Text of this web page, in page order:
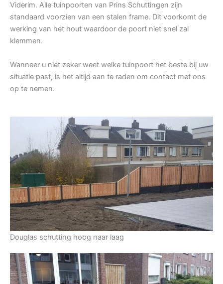
Viderim. Alle tuinpoorten van Prins Schuttingen zijn
standaard voorzien van een stalen frame. Dit voorkomt de
werking van het hout waardoor de poort niet snel zal
klemmen.
Wanneer u niet zeker weet welke tuinpoort het beste bij uw
situatie past, is het altijd aan te raden om contact met ons
op te nemen.
Douglas schutting hoog naar laag